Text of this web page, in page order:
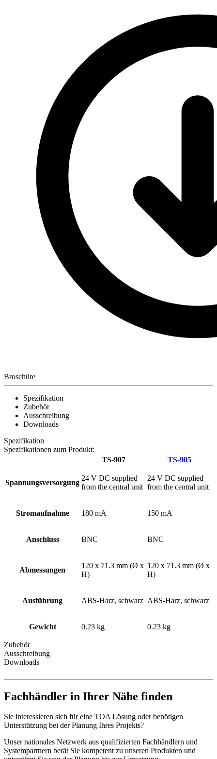
Broschüre
Spezifikation
Zubehör
Ausschreibung
Downloads
Spezifikation
Spezifikationen zum Produkt:
TS-907
TS-905
Spannungsversorgung
24 V DC supplied
from the central unit
24 V DC supplied
from the central unit
Stromaufnahme 180 mA 150 mA
Anschluss BNC BNC
Abmessungen
120 x 71.3 mm (Ø x
H)
120 x 71.3 mm (Ø x
H)
Ausführung ABS-Harz, schwarz ABS-Harz, schwarz
Gewicht 0.23 kg 0.23 kg
Zubehör
Ausschreibung
Downloads
Fachhändler in Ihrer Nähe finden
Sie interessieren sich für eine TOA Lösung oder benötigen
Unterstützung bei der Planung Ihres Projekts?
Unser nationales Netzwerk aus qualifizierten Fachhändlern und
Systempartnern berät Sie kompetent zu unseren Produkten und